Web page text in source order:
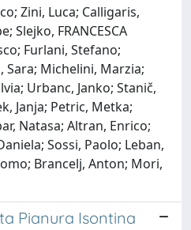
Zini, Luca; Calligaris,
Slejko, FRANCESCA
Furlani, Stefano;
Sara; Michelini, Marzia;
Urbanc, Janko; Stanič,
Janja; Petric, Metka;
Natasa; Altran, Enrico;
Sossi, Paolo; Leban,
Brancelj, Anton; Mori,
Pianura Isontina